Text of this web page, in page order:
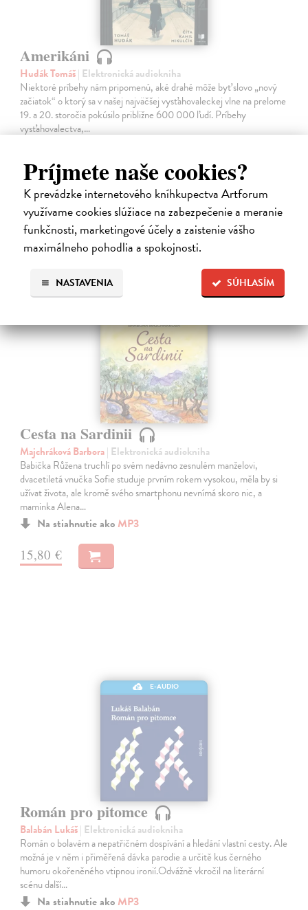
Príjmete naše cookies?
K prevádzke internetového kníhkupectva Artforum
využívame cookies slúžiace na zabezpečenie a meranie
funkčnosti, marketingové účely a zaistenie vášho
maximálneho pohodlia a spokojnosti.
SÚHLASÍM
NASTAVENIA
Amerikáni
Hudák Tomáš| Elektronická audiokniha
Niektoré príbehy nám pripomenú, aké drahé môže byť slovo „nový
začiatok“ o ktorý sa v našej najväčšej vysťahovaleckej vlne na prelome
19. a 20. storočia pokúsilo približne 600 000 ľudí. Príbehy
vysťahovalectva,…
15,95 €
Cesta na Sardinii
Majchráková Barbora| Elektronická audiokniha
Babička Růžena truchlí po svém nedávno zesnulém manželovi,
dvacetiletá vnučka Sofie studuje prvním rokem vysokou, měla by si
užívat života, ale kromě svého smartphonu nevnímá skoro nic, a
maminka Alena…
Na stiahnutie ako MP3
15,80 €
E-AUDIO
Román pro pitomce
Balabán Lukáš| Elektronická audiokniha
Román o bolavém a nepatřičném dospívání a hledání vlastní cesty. Ale
možná je v něm i přiměřená dávka parodie a určitě kus černého
humoru okořeněného vtipnou ironií.Odvážně vkročil na literární
scénu další…
Na stiahnutie ako MP3